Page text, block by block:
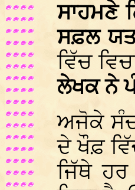
ਸਾਹਮਣੇ
ਸਫ਼ਲ
ਵਿੱਚ
ਲੇਖਕ ਨੇ
ਅਜੋਕੇ
ਦੇ ਖੌਫ਼
ਜਿੱਥੇ